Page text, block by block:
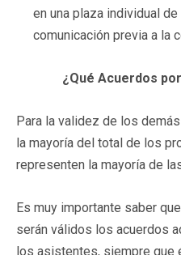
en una plaza individual
comunicación previa a la
¿Qué Acuerdos
Para la validez de los
la mayoría del total de los
representen la mayoría de
Es muy importante saber
serán válidos los acuerdos
los asistentes, siempre que